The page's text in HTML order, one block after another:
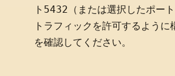
ト 5432 （または選択したポー
トラフィックを許可するように
を確認してください。